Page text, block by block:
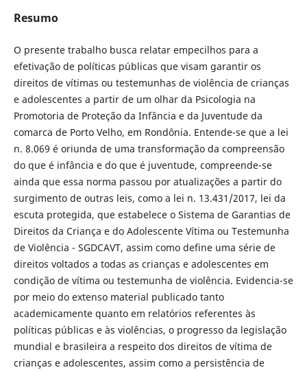
Resumo
O presente trabalho busca relatar empecilhos para a
efetivação de políticas públicas que visam garantir os
direitos de vítimas ou testemunhas de violência de crianças
e adolescentes a partir de um olhar da Psicologia na
Promotoria de Proteção da Infância e da Juventude da
comarca de Porto Velho, em Rondônia. Entende-se que a lei
n. 8.069 é oriunda de uma transformação da compreensão
do que é infância e do que é juventude, compreende-se
ainda que essa norma passou por atualizações a partir do
surgimento de outras leis, como a lei n. 13.431/2017, lei da
escuta protegida, que estabelece o Sistema de Garantias de
Direitos da Criança e do Adolescente Vítima ou Testemunha
de Violência - SGDCAVT, assim como define uma série de
direitos voltados a todas as crianças e adolescentes em
condição de vítima ou testemunha de violência. Evidencia-se
por meio do extenso material publicado tanto
academicamente quanto em relatórios referentes às
políticas públicas e às violências, o progresso da legislação
mundial e brasileira a respeito dos direitos de vítima de
crianças e adolescentes, assim como a persistência de